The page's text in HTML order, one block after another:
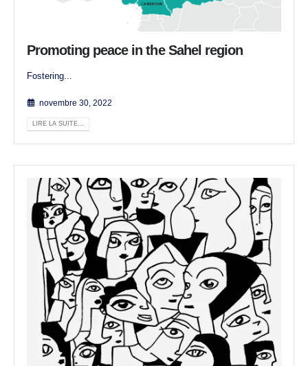
Promoting peace in the Sahel region
Fostering...
novembre 30, 2022
LIRE LA SUITE...